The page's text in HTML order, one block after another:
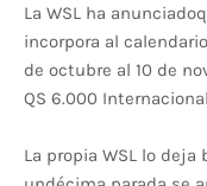
La WSL ha anunciado
incorpora al
de octubre al 10 de
QS 6.000
La propia WSL lo